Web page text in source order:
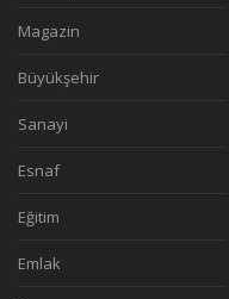
Magazin
Büyükşehir
Sanayi
Esnaf
Eğitim
Emlak